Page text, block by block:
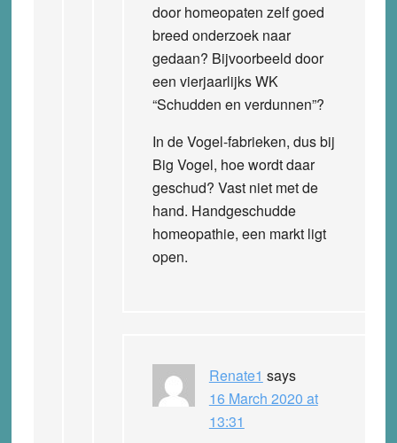
door homeopaten zelf goed
breed onderzoek naar
gedaan? Bijvoorbeeld door
een vierjaarlijks WK
“Schudden en verdunnen”?
In de Vogel-fabrieken, dus bij
Big Vogel, hoe wordt daar
geschud? Vast niet met de
hand. Handgeschudde
homeopathie, een markt ligt
open.
Renate1 says
16 March 2020 at
13:31